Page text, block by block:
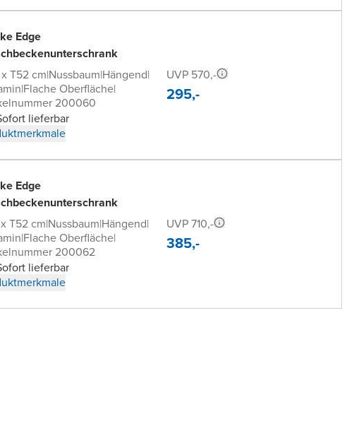
Edge
T52 cm|Nussbaum|Hängend|
|Flache Oberfläche|
200060
lieferbar
UVP 570,-
295,-
Edge
T52 cm|Nussbaum|Hängend|
|Flache Oberfläche|
200062
lieferbar
UVP 710,-
385,-